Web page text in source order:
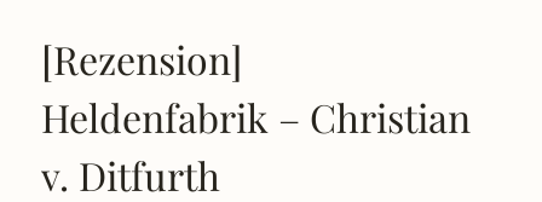
[Rezension]
Heldenfabrik – Christian
v. Ditfurth